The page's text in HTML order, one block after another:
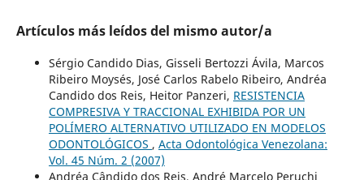
Artículos más leídos del mismo autor/a
Sérgio Candido Dias, Gisseli Bertozzi Ávila, Marcos
Ribeiro Moysés, José Carlos Rabelo Ribeiro, Andréa
Candido dos Reis, Heitor Panzeri, RESISTENCIA
COMPRESIVA Y TRACCIONAL EXHIBIDA POR UN
POLÍMERO ALTERNATIVO UTILIZADO EN MODELOS
ODONTOLÓGICOS , Acta Odontológica Venezolana:
Vol. 45 Núm. 2 (2007)
Andréa Cândido dos Reis, André Marcelo Peruchi